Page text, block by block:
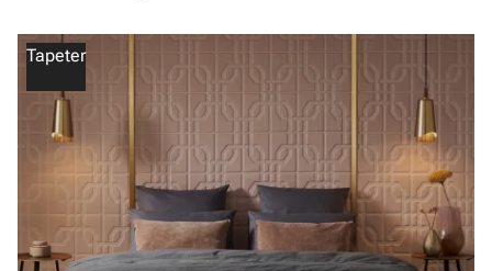
Tapeter